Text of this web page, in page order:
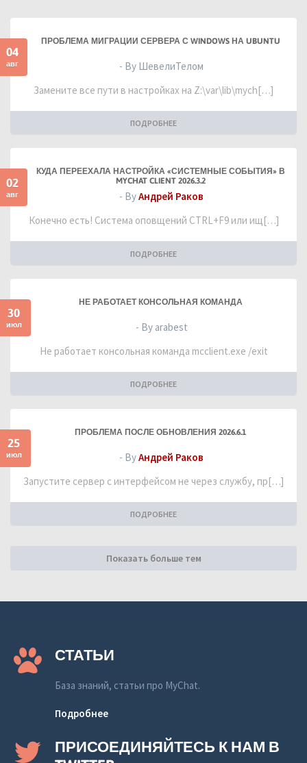
04
авг
ПРОБЛЕМА МИГРАЦИИ СЕРВЕРА С WINDOWS НА UBUNTU
- By ШевелиТелом
Замените все пути в настройках на Z:\var\lib\mych[…]
ПОДРОБНЕЕ
02
авг
КУДА ПЕРЕЕХАЛА НАСТРОЙКА «СИСТЕМНЫЕ СОБЫТИЯ» В
MYCHAT CLIENT 2026.3.2
- ByАндрей Раков
Конечно есть! Система оповщений CTRL+F9 или ищ[…]
ПОДРОБНЕЕ
30
июл
НЕ РАБОТАЕТ КОНСОЛЬНАЯ КОМАНДА
- By arabest
Не работает консольная команда mcclient.exe /exit
ПОДРОБНЕЕ
25
июл
ПРОБЛЕМА ПОСЛЕ ОБНОВЛЕНИЯ 2026.6.1
- ByАндрей Раков
Запустите сервер с интерфейсом не через службу, пр[…]
ПОДРОБНЕЕ
Показать больше тем
СТАТЬИ
База знаний, статьи про MyChat.
Подробнее
ПРИСОЕДИНЯЙТЕСЬ К НАМ В